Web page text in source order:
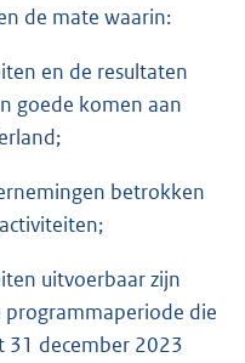
de mate waarin:
en de resultaten
goede komen aan
betrokken
uitvoerbaar zijn
programmaperiode die
31 december 2023